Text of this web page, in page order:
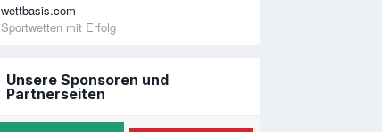
wettbasis.com
Sportwetten mit Erfolg
Unsere Sponsoren und
Partnerseiten